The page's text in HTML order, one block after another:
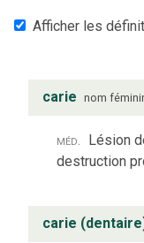
Afficher les
carie nom
méd. Lésion
destruction
carie